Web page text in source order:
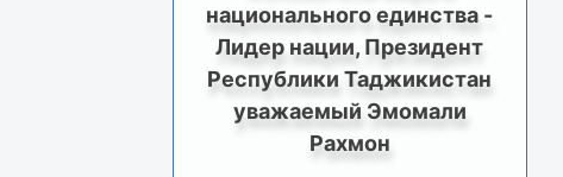
национального единства -
Лидер нации, Президент
Республики Таджикистан
уважаемый Эмомали
Рахмон